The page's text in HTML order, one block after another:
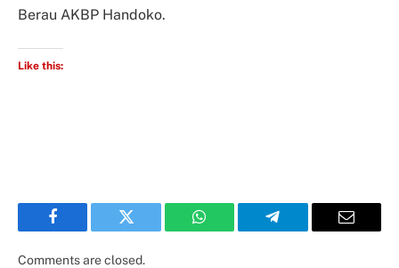
Berau AKBP Handoko.
Like this:
Facebook Twitter WhatsApp Telegram Email
Comments are closed.